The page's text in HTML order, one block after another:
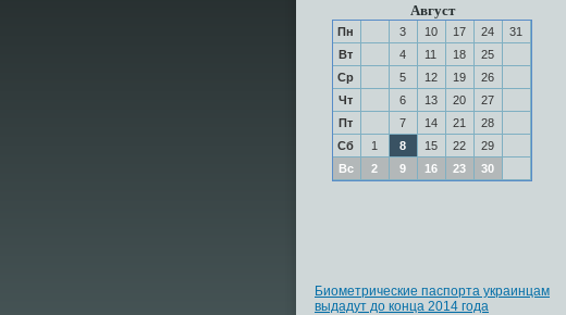
Август
Пн 3 10 17 24
31
Вт
4 11 18
25
Ср
5 12 19
26
Чт
6 13 20
27
Пт
7 14 21
28
Сб
1 8 15 22
29
Вс
2 9 16 23 30
Биометрические паспорта украинцам
выдадут до конца 2014 года